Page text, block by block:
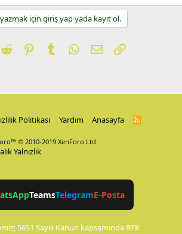
için giriş yap yada kayıt ol.
Reddit PinterestTumblrWhatsApp
E-postaLink
Politikası Yardım Anasayfa
R
© 2010-2019 XenForo Ltd.
Yalnızlık
TeamsTelegramE-Posta
5651 Sayılı Kanun kapsamında BTK